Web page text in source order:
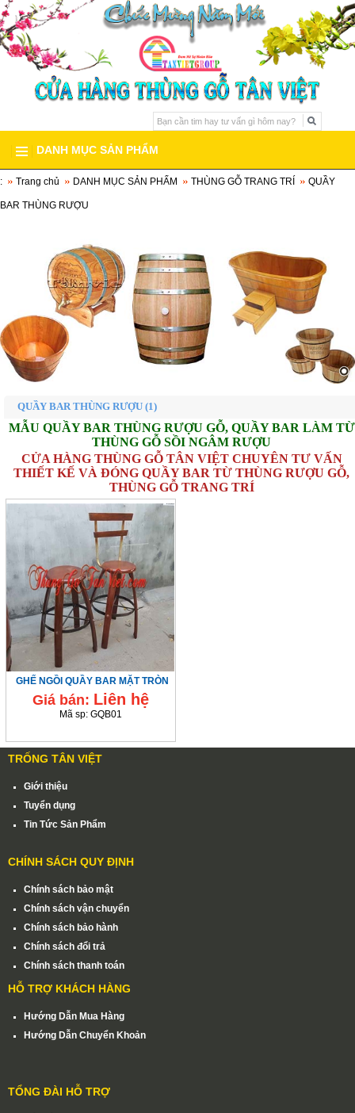
DANH MỤC SẢN PHẨM
THÙNG GỖ SỒI
BỒN TẮM GỖ PƠ MU
BỒN TẮM GỖ CAO CẤP
BỒN TẮM GỖ THÔNG
BỒN TẮM GỖ MÍT
BỒN TẮM GỖ SỒI
BỒN TẮM GỖ NGỌC AM
CHẬU GỖ NGÂM CHÂN
THUỐC TẮM NGƯỜI DAO ĐỎ
THÙNG GỖ TRANG TRÍ
THÙNG GỖ ĐỰNG GẠO
XE NGỰA KÉO TRỐNG RƯỢU
TRỐNG ĐỰNG RƯỢU VANG ▼
PHỤ KIỆN RƯỢU
TRỐNG TRƯỜNG HỌC
CHẬU GỖ
Tin Tức Sản Phẩm
Mời Bạn Quay Lại Trang Chủ
: Trang chủ DANH MỤC SẢN PHẨM THÙNG GỖ TRANG TRÍ QUẦY
BAR THÙNG RƯỢU
QUẦY BAR THÙNG RƯỢU (1)
MẪU QUẦY BAR THÙNG RƯỢU GỖ, QUẦY BAR LÀM TỪ
THÙNG GỖ SỒI NGÂM RƯỢU
CỬA HÀNG THÙNG GỖ TÂN VIỆT CHUYÊN TƯ VẤN
THIẾT KẾ VÀ ĐÓNG QUẦY BAR TỪ THÙNG RƯỢU GỖ,
THÙNG GỖ TRANG TRÍ
GHẾ NGỒI QUẦY BAR MẶT TRÒN
Giá bán: Liên hệ
Mã sp: GQB01
TRỐNG TÂN VIỆT
Giới thiệu
Tuyển dụng
Tin Tức Sản Phẩm
CHÍNH SÁCH QUY ĐỊNH
Chính sách bảo mật
Chính sách vận chuyển
Chính sách bảo hành
Chính sách đổi trả
Chính sách thanh toán
HỖ TRỢ KHÁCH HÀNG
Hướng Dẫn Mua Hàng
Hướng Dẫn Chuyển Khoản
TỔNG ĐÀI HỖ TRỢ